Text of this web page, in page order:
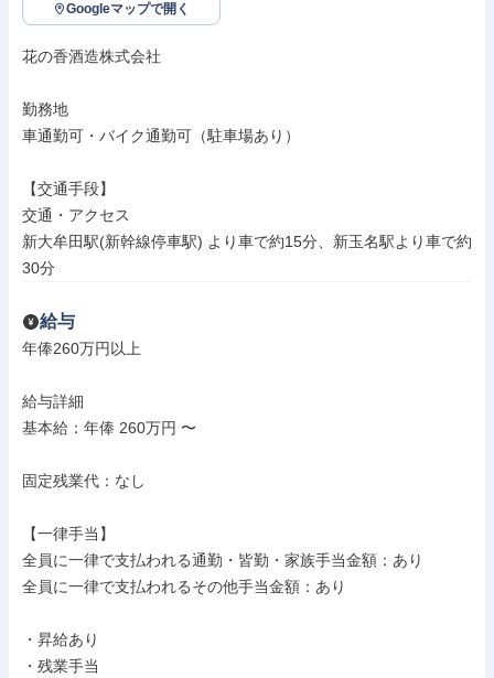
Googleマップで開く
花の香酒造株式会社
勤務地
車通勤可・バイク通勤可（駐車場あり）
【交通手段】
交通・アクセス
新大牟田駅(新幹線停車駅) より車で約15分、新玉名駅より車で約
30分
給与
年俸260万円以上
給与詳細
基本給：年俸 260万円 〜
固定残業代：なし
【一律手当】
全員に一律で支払われる通勤・皆勤・家族手当金額：あり
全員に一律で支払われるその他手当金額：あり
・昇給あり
・残業手当